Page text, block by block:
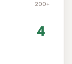
200+